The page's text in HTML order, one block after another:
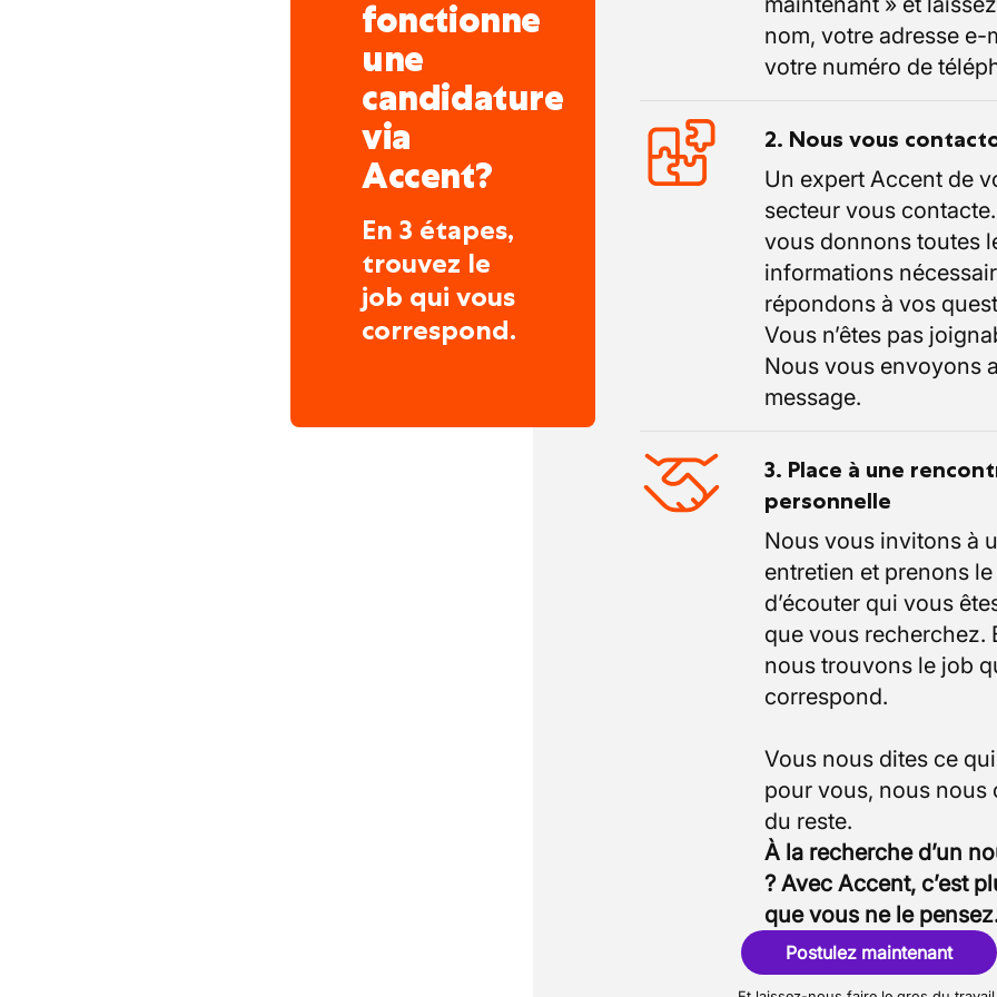
fonctionne
une
candidature
via
Accent?
En 3 étapes,
trouvez le
job qui vous
correspond.
nom, votre adresse e-
votre numéro de
2. Nous vous
Un expert Accent de
secteur vous
vous donnons toutes
informations
répondons à vos
Vous n’êtes pas
Nous vous envoyons
message.
3. Place à une
personnelle
Nous vous invitons à
entretien et prenons
d’écouter qui vous
que vous recherchez.
nous trouvons le job
correspond.
Vous nous dites ce
pour vous, nous nous
À la recherche d’un
? Avec Accent, c’est
que vous ne le
Postulez maintenant